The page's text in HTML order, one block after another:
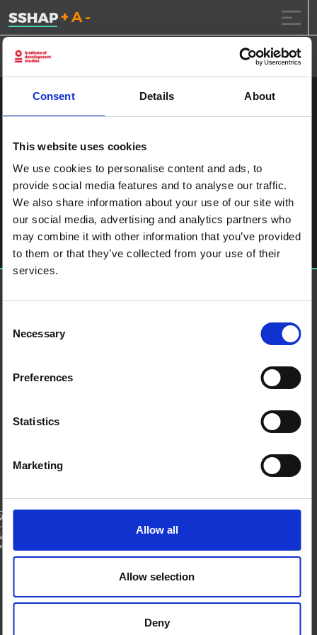
Consent Details About
This website uses cookies
We use cookies to personalise content and ads, to
provide social media features and to analyse our traffic.
We also share information about your use of our site with
our social media, advertising and analytics partners who
may combine it with other information that you’ve provided
to them or that they’ve collected from your use of their
services.
Selection
Necessary
Preferences
Statistics
Marketing
Allow all
Allow selection
Deny
تقليل حجم الخط.
إعادة ضبط حجم
زيادة حجم
الى المحتوى
إن واي إتش كيو 2014-1815
ssia_admin
آخر الملاحة
Ten Things that Anthropologists Can Do to Fight the West
African Ebola Epidemic
اترك تعليقاً
يجب أنت تكونمسجل الدخول لتضيف تعليقاً.
حول إس إس إتش إيه بي
من نحن
الأحكام والشروط
ملفات تعريف الارتباط على هذا الموقع
اتصل بنا
بلو سكاي
إكس
منتدى SSHAP
الممولين